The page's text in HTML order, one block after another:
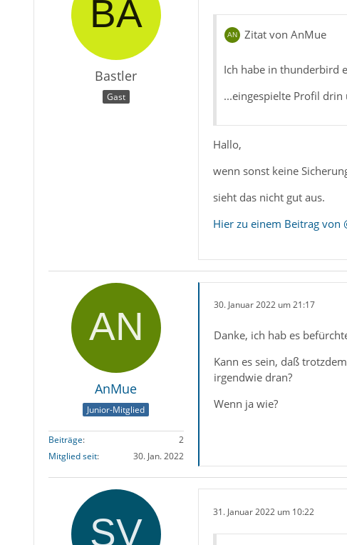
Bastler
Gast
Zitat von AnMue
Ich habe in thunderbird
...eingespielte Profil drin
Hallo,
wenn sonst keine
sieht das nicht gut aus.
Hier zu einem Beitrag von
AnMue
Junior-Mitglied
Beiträge
2
Mitglied seit
30. Jan. 2022
30. Januar 2022 um 21:17
Danke, ich hab es
Kann es sein, daß
irgendwie dran?
Wenn ja wie?
31. Januar 2022 um 10:22